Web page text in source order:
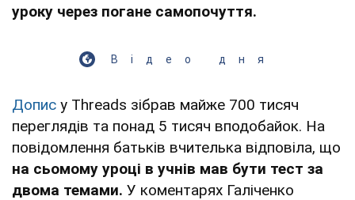
уроку через погане самопочуття.
Відео дня
Допис у Тhreads зібрав майже 700 тисяч
переглядів та понад 5 тисяч вподобайок. На
повідомлення батьків вчителька відповіла, що
на сьомому уроці в учнів мав бути тест за
двома темами. У коментарях Галіченко